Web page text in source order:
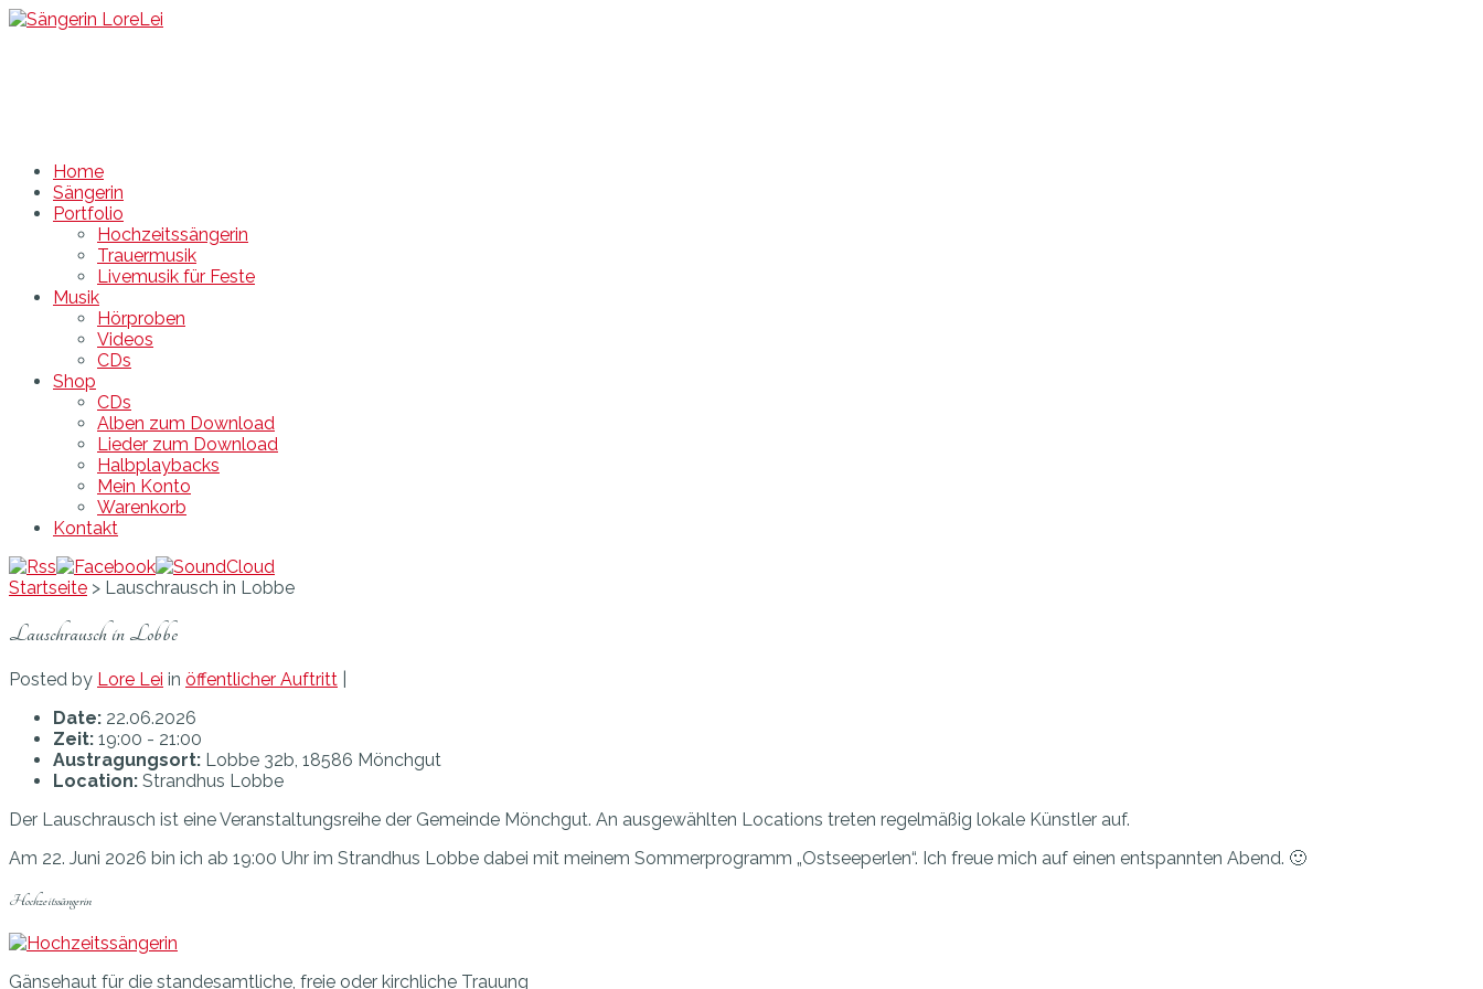
Home
Sängerin
Portfolio
Hochzeitssängerin
Trauermusik
Livemusik für Feste
Musik
Hörproben
Videos
CDs
Shop
CDs
Alben zum Download
Lieder zum Download
Halbplaybacks
Mein Konto
Warenkorb
Kontakt
Startseite > Lauschrausch in Lobbe
Lauschrausch in Lobbe
Posted by Lore Lei in öffentlicher Auftritt
Date: 22.06.2026
Zeit: 19:00 - 21:00
Austragungsort: Lobbe 32b, 18586 Mönchgut
Location: Strandhus Lobbe
Der Lauschrausch ist eine Veranstaltungsreihe der Gemeinde Mönchgut. An ausgewählten Locations treten regelmäßig lokale Künstler auf.
Am 22. Juni 2026 bin ich ab 19:00 Uhr im Strandhus Lobbe dabei mit meinem Sommerprogramm „Ostseeperlen“. Ich freue mich auf einen entspannten Abend. 🙂
Hochzeitssängerin
Gänsehaut für die standesamtliche, freie oder kirchliche Trauung